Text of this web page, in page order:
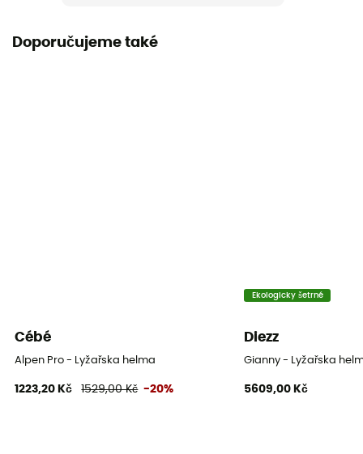
Doporučujeme také
Cébé
Alpen Pro - Lyžařska helma
1223,20 Kč 1529,00 Kč -20%
Ekologicky šetrné
Diezz
Gianny - Lyžařska
5609,00 Kč